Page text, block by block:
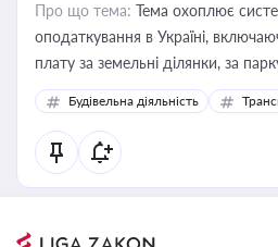
Про що тема: Тема охоплює
оподаткування в Україні,
Будівельна діяльність